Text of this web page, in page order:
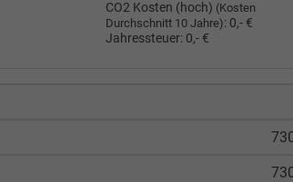
CO2 Kosten (hoch) (Kosten
Durchschnitt 10 Jahre): 0,- €
Jahressteuer: 0,- €